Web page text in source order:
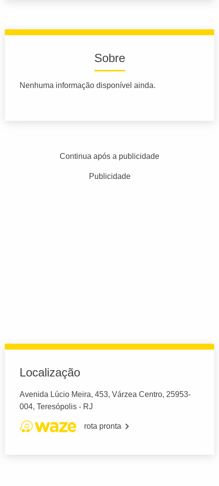
Sobre
Nenhuma informação disponível ainda.
Continua após a publicidade
Publicidade
Localização
Avenida Lúcio Meira, 453, Várzea Centro, 25953-
004, Teresópolis - RJ
rota pronta